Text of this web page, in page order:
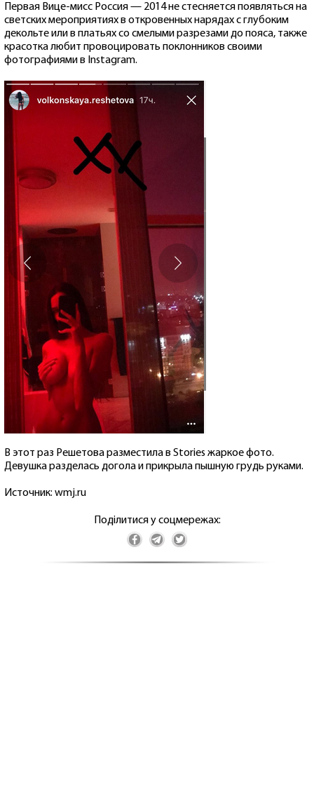
Первая Вице-мисс Россия — 2014 не стесняется появляться на
светских мероприятиях в откровенных нарядах с глубоким
декольте или в платьях со смелыми разрезами до пояса, также
красотка любит провоцировать поклонников своими
фотографиями в Instagram.
В этот раз Решетова разместила в Stories жаркое фото.
Девушка разделась догола и прикрыла пышную грудь руками.
Источник: wmj.ru
Поділитися у соцмережах: